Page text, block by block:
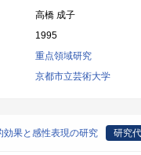
高橋 成子
1995
重点領域研究
京都市立芸術大学
効果と感性表現の研究 研究